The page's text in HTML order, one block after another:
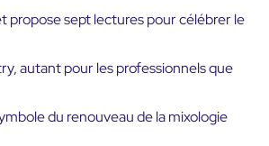
propose sept lectures pour célébrer le
autant pour les professionnels que
du renouveau de la mixologie